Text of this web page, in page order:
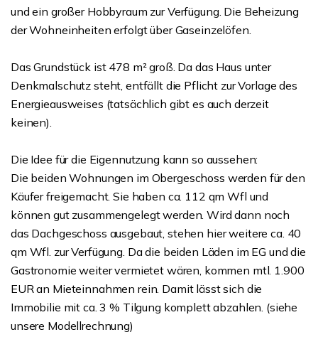
und ein großer Hobbyraum zur Verfügung. Die Beheizung
der Wohneinheiten erfolgt über Gaseinzelöfen.
Das Grundstück ist 478 m² groß. Da das Haus unter
Denkmalschutz steht, entfällt die Pflicht zur Vorlage des
Energieausweises (tatsächlich gibt es auch derzeit
keinen).
Die Idee für die Eigennutzung kann so aussehen:
Die beiden Wohnungen im Obergeschoss werden für den
Käufer freigemacht. Sie haben ca. 112 qm Wfl und
können gut zusammengelegt werden. Wird dann noch
das Dachgeschoss ausgebaut, stehen hier weitere ca. 40
qm Wfl. zur Verfügung. Da die beiden Läden im EG und die
Gastronomie weiter vermietet wären, kommen mtl. 1.900
EUR an Mieteinnahmen rein. Damit lässt sich die
Immobilie mit ca. 3 % Tilgung komplett abzahlen. (siehe
unsere Modellrechnung)